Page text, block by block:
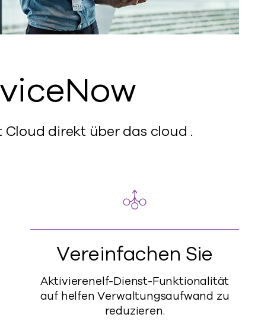
direkt über das cloud .
Vereinfachen Sie
Aktivierenelf-Dienst-Funktionalität
aufhelfenVerwaltungsaufwand zu
reduzieren.